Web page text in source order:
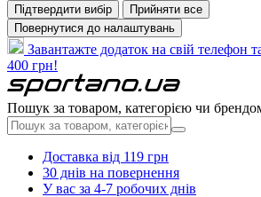
Підтвердити вибір
Прийняти все
Повернутися до налаштувань
Завантажте додаток на свій телефон
400 грн!
Пошук за товаром, категорією чи
Доставка від 119 грн
30 днів на повернення
У вас за 4-7 робочих днів